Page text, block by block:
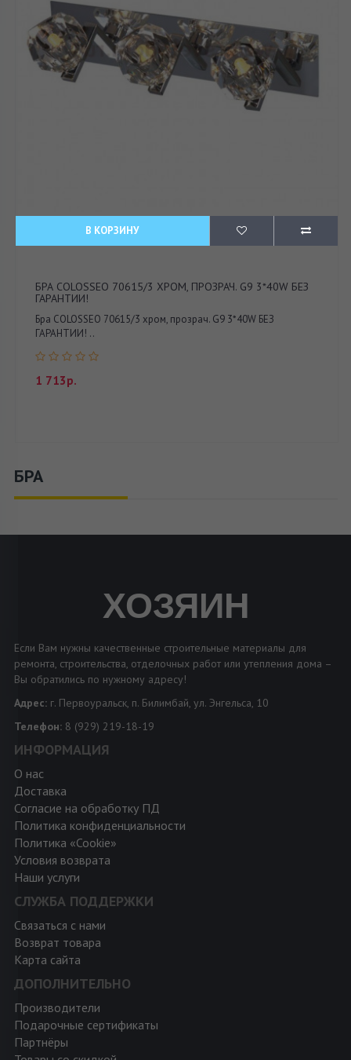
В КОРЗИНУ
БРА COLOSSEO 70615/3 ХРОМ, ПРОЗРАЧ. G9 3*40W БЕЗ
ГАРАНТИИ!
Бра COLOSSEO 70615/3 хром, прозрач. G9 3*40W БЕЗ
ГАРАНТИИ! ..
1 713р.
БРА
ХОЗЯИН
Если Вам нужны качественные строительные материалы для
ремонта, строительства, отделочных работ или утепления дома –
Вы обратились по нужному адресу!
Адрес: г. Первоуральск, п. Билимбай, ул. Энгельса, 10
Телефон: 8 (929) 219-18-19
ИНФОРМАЦИЯ
О нас
Доставка
Согласие на обработку ПД
Политика конфиденциальности
Политика «Cookie»
Условия возврата
Наши услуги
СЛУЖБА ПОДДЕРЖКИ
Связаться с нами
Возврат товара
Карта сайта
ДОПОЛНИТЕЛЬНО
Производители
Подарочные сертификаты
Партнёры